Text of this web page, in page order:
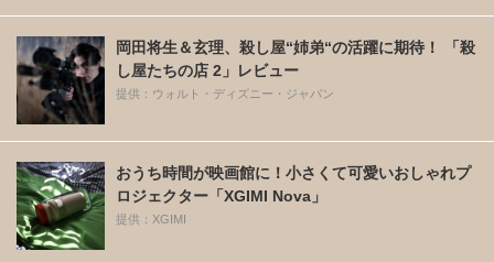
岡田将生＆玄理、殺し屋“姉弟“の活躍に期待！ 「殺
し屋たちの店 2」レビュー
提供：ウォルト・ディズニー・ジャパン
おうち時間が映画館に！小さくて可愛いおしゃれプ
ロジェクター「XGIMI Nova」
提供：XGIMI